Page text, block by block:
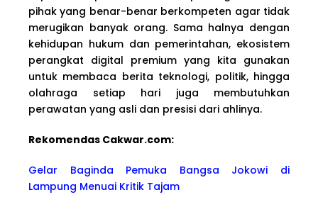
pihak yang benar-benar berkompeten agar tidak
merugikan banyak orang. Sama halnya dengan
kehidupan hukum dan pemerintahan, ekosistem
perangkat digital premium yang kita gunakan
untuk membaca berita teknologi, politik, hingga
olahraga setiap hari juga membutuhkan
perawatan yang asli dan presisi dari ahlinya.
Rekomendas Cakwar.com:
Gelar Baginda Pemuka Bangsa Jokowi di
Lampung Menuai Kritik Tajam